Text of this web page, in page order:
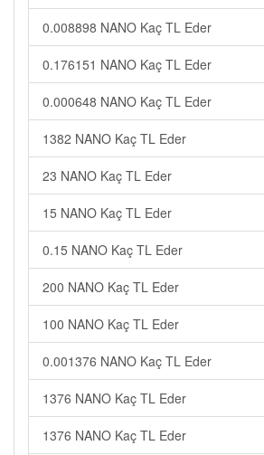
0.008898 NANO Kaç TL Eder
0.176151 NANO Kaç TL Eder
0.000648 NANO Kaç TL Eder
1382 NANO Kaç TL Eder
23 NANO Kaç TL Eder
15 NANO Kaç TL Eder
0.15 NANO Kaç TL Eder
200 NANO Kaç TL Eder
100 NANO Kaç TL Eder
0.001376 NANO Kaç TL Eder
1376 NANO Kaç TL Eder
1376 NANO Kaç TL Eder